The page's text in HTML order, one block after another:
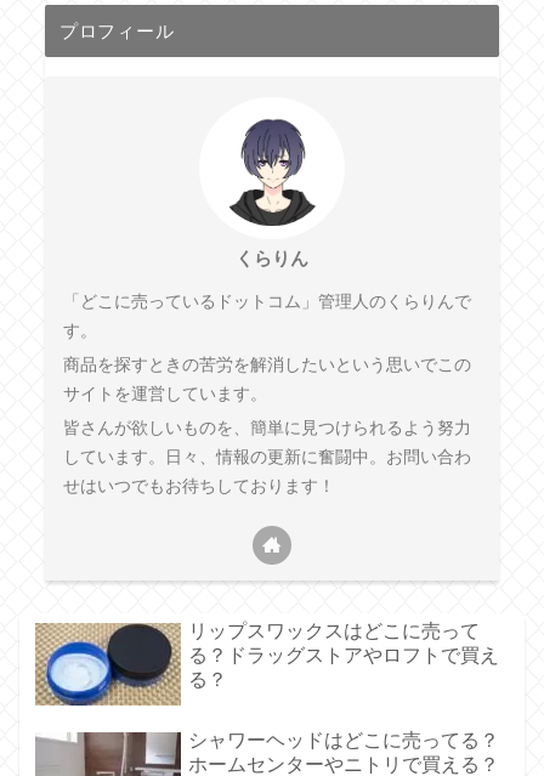
プロフィール
くらりん
「どこに売っているドットコム」管理人のくらりんで
す。
商品を探すときの苦労を解消したいという思いでこの
サイトを運営しています。
皆さんが欲しいものを、簡単に見つけられるよう努力
しています。日々、情報の更新に奮闘中。お問い合わ
せはいつでもお待ちしております！
リップスワックスはどこに売って
る？ドラッグストアやロフトで買え
る？
シャワーヘッドはどこに売ってる？
ホームセンターやニトリで買える？